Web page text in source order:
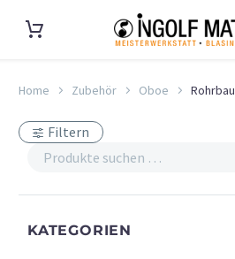
Home Zubehör Oboe Rohrbau
Filtern
KATEGORIEN